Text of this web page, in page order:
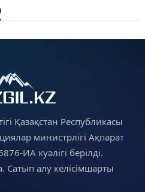
Қазақстан Республикасы
министрлігі Ақпарат
ИА куәлігі берілді.
Сатып алу келісімшарты